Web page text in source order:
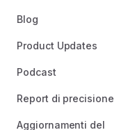
Blog
Product Updates
Podcast
Report di precisione
Aggiornamenti del